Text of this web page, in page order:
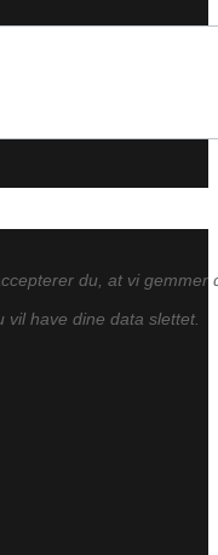
du, at vi gemmer
have dine data slettet.